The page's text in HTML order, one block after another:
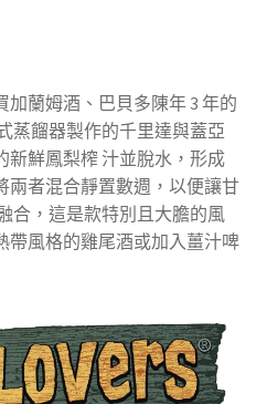
蘭姆酒、巴貝多陳年 3 年的
蒸餾器製作的千里達與蓋亞
新鮮鳳梨榨 汁並脫水，形成
兩者混合靜置數週，以便讓甘
合，這是款特別且大膽的風
帶風格的雞尾酒或加入薑汁啤